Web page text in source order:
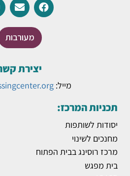
מעורבות
יצירת
מייל:
תכניות המרכז:
יסודות לשותפות
מחנכים לשינוי
מרכז רוסינג בבית הפתוח
בית מפגש